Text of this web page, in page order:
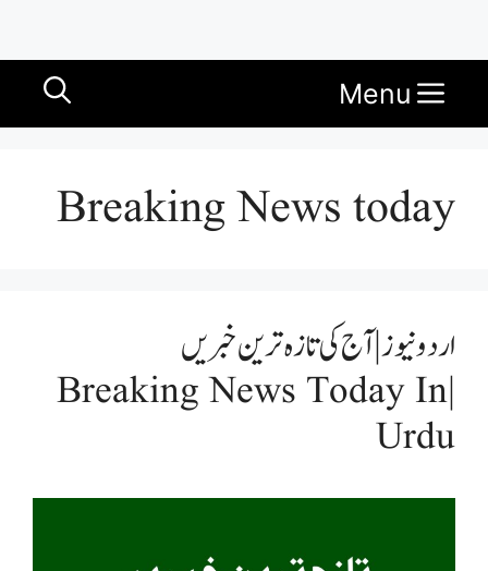
Menu
Breaking News today
اردو نیوز | آج کی تازہ ترین خبریں
| Breaking News Today In
Urdu